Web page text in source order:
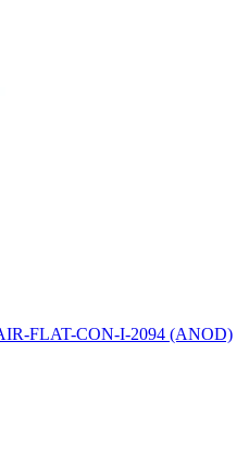
FLAT-CON-I-2094 (ANOD)